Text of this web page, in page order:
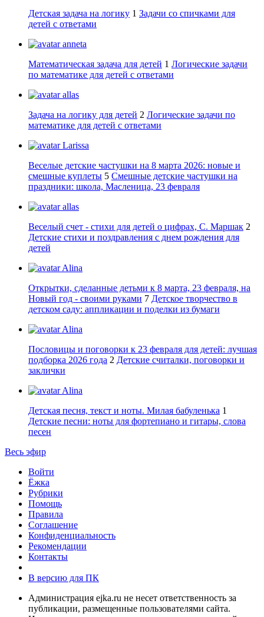
Детская задача на логику 1 Задачи со спичками для
детей с ответами
anneta
Математическая задача для детей 1 Логические задачи
по математике для детей с ответами
allas
Задача на логику для детей 2 Логические задачи по
математике для детей с ответами
Larissa
Веселые детские частушки на 8 марта 2026: новые и
смешные куплеты 5 Смешные детские частушки на
праздники: школа, Масленица, 23 февраля
allas
Веселый счет - стихи для детей о цифрах, С. Маршак 2
Детские стихи и поздравления с днем рождения для
детей
Alina
Открытки, сделанные детьми к 8 марта, 23 февраля, на
Новый год - своими руками 7 Детское творчество в
детском саду: аппликации и поделки из бумаги
Alina
Пословицы и поговорки к 23 февраля для детей: лучшая
подборка 2026 года 2 Детские считалки, поговорки и
заклички
Alina
Детская песня, текст и ноты. Милая бабуленька 1
Детские песни: ноты для фортепиано и гитары, слова
песен
Весь эфир
Войти
Ёжка
Рубрики
Помощь
Правила
Соглашение
Конфиденциальность
Рекомендации
Контакты
В версию для ПК
Администрация ejka.ru не несет ответственность за
публикации, размещенные пользователями сайта.